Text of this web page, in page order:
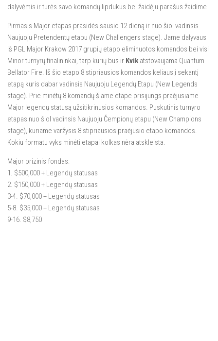
dalyvėmis ir turės savo komandų lipdukus bei žaidėju parašus žaidime.
Pirmasis Major etapas prasidės sausio 12 dieną ir nuo šiol vadinsis
Naujuoju Pretendentų etapu (New Challengers stage). Jame dalyvaus
iš PGL Major Krakow 2017 grupių etapo eliminuotos komandos bei visi
Minor turnyrų finalininkai, tarp kurių bus ir Kvik atstovaujama Quantum
Bellator Fire. Iš šio etapo 8 stipriausios komandos keliaus į sekantį
etapą kuris dabar vadinsis Naujuoju Legendų Etapu (New Legends
stage). Prie minėtų 8 komandų šiame etape prisijungs praėjusiame
Major legendų statusą užsitikrinusios komandos. Puskutinis turnyro
etapas nuo šiol vadinsis Naujuoju Čempionų etapu (New Champions
stage), kuriame varžysis 8 stipriausios praėjusio etapo komandos.
Kokiu formatu vyks minėti etapai kolkas nėra atskleista.
Major prizinis fondas:
1. $500,000 + Legendų statusas
2. $150,000 + Legendų statusas
3-4. $70,000 + Legendų statusas
5-8. $35,000 + Legendų statusas
9-16. $8,750